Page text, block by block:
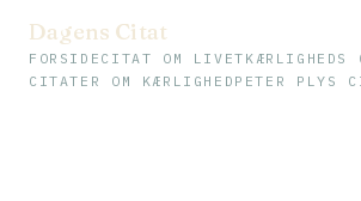
Dagens Citat
FORSIDE CITAT OM LIVET KÆRLIGHEDS
CITATER OM KÆRLIGHED PETER PLYS